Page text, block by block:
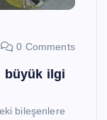
0 Comments
büyük ilgi
bileşenlere